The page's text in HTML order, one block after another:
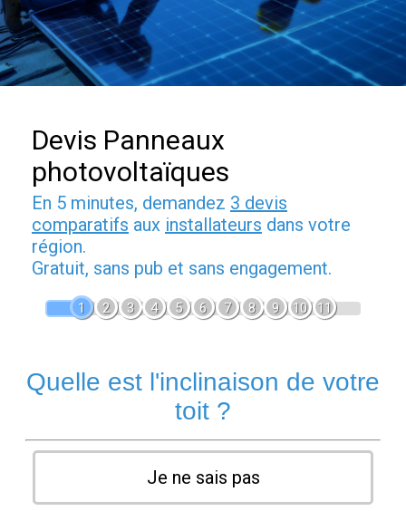
Devis Panneaux
photovoltaïques
En 5 minutes, demandez 3 devis
comparatifs aux installateurs dans votre
région.
Gratuit, sans pub et sans engagement.
1 2 3 4 5 6 7 8 9 10 11
Quelle est l'inclinaison de votre
toit ?
Je ne sais pas